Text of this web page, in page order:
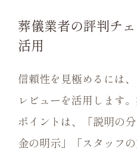
葬儀業者の評判チ
活用
信頼性を見極めるには
レビューを活用します。
ポイントは、「説明の
金の明示」「スタッフ